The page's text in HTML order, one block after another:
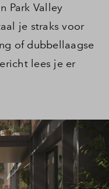
Park Valley
je straks voor
of dubbellaagse
lees je er